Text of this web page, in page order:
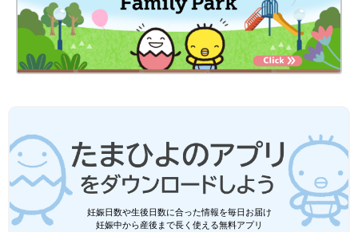
妊娠日数や生後日数に合った情報を毎日お届け
妊娠中から産後まで長く使える無料アプリ